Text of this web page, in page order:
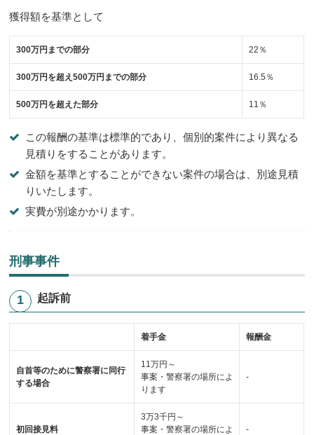
獲得額を基準として
300万円までの部分 22％
300万円を超え500万円までの部分 16.5％
500万円を超えた部分 11％
この報酬の基準は標準的であり、個別的案件により異なる
見積りをすることがあります。
金額を基準とすることができない案件の場合は、別途見積
りいたします。
実費が別途かかります。
刑事事件
起訴前
着手金 報酬金
自首等のために警察署に同行
する場合
11万円～
事案・警察署の場所によ
ります
-
初回接見料
3万3千円～
事案・警察署の場所によ
-